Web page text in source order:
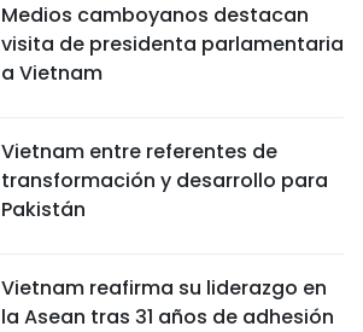
Medios camboyanos destacan
visita de presidenta parlamentaria
a Vietnam
Vietnam entre referentes de
transformación y desarrollo para
Pakistán
Vietnam reafirma su liderazgo en
la Asean tras 31 años de adhesión